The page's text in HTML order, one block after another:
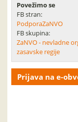
Povežimo se
FB stran:
PodporaZaNVO
FB skupina:
ZaNVO - nevladne
zasavske regije
Prijava na e-